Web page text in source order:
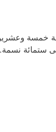
خمسة وعشرين
ستمائة نسمة.